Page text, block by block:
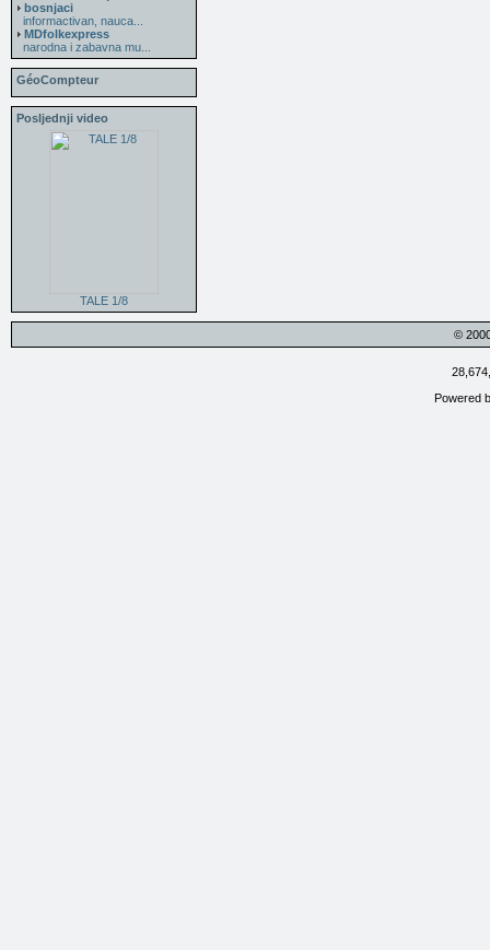
bosnjaci
informactivan, nauca...
MDfolkexpress
narodna i zabavna mu...
GéoCompteur
Posljednji video
TALE 1/8
©
Powered